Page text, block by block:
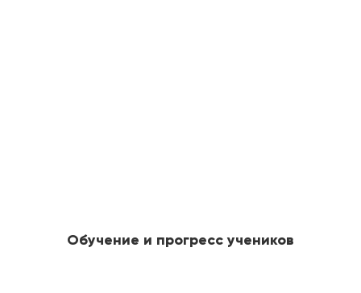
Обучение и прогресс учеников